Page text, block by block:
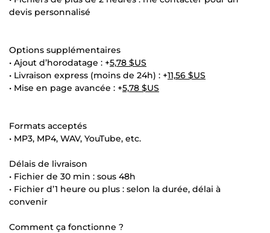
devis personnalisé
Options supplémentaires
• Ajout d’horodatage : +5,78 $US
• Livraison express (moins de 24h) : +11,56 $US
• Mise en page avancée : +5,78 $US
Formats acceptés
• MP3, MP4, WAV, YouTube, etc.
Délais de livraison
• Fichier de 30 min : sous 48h
• Fichier d’1 heure ou plus : selon la durée, délai à
convenir
Comment ça fonctionne ?